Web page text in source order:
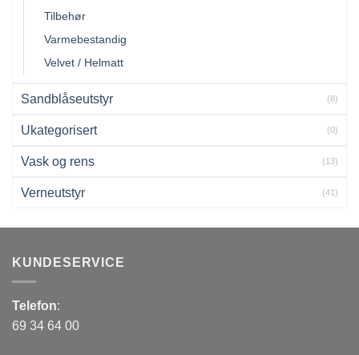
Tilbehør
Varmebestandig
Velvet / Helmatt
Sandblåseutstyr (8)
Ukategorisert (0)
Vask og rens (13)
Verneutstyr (41)
KUNDESERVICE
Telefon:
69 34 64 00